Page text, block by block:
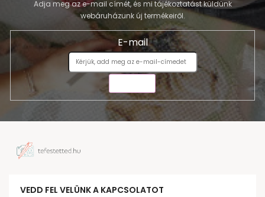
Adja meg az e-mail címét, és mi tájékoztatást küldünk
webáruházunk új termékeiről.
E-mail
VEDD FEL VELÜNK A KAPCSOLATOT